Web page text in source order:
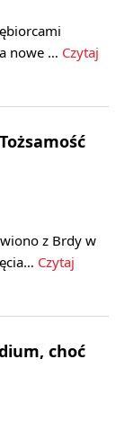
nowe … Czytaj
z Brdy w
Czytaj
choć